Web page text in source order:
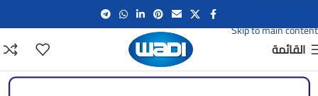
Skip to main content
القائمة